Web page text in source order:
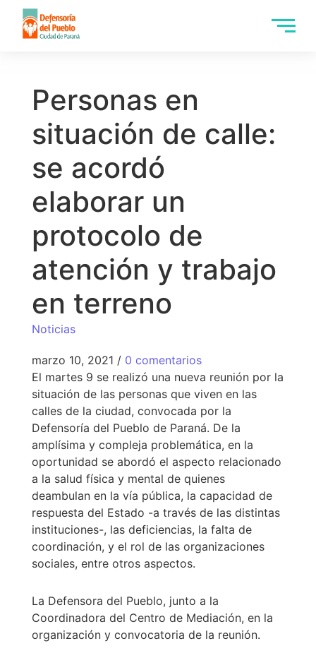
Personas en
situación de calle:
se acordó
elaborar un
protocolo de
atención y trabajo
en terreno
Noticias
marzo 10, 2021 / 0 comentarios
El martes 9 se realizó una nueva reunión por la
situación de las personas que viven en las
calles de la ciudad, convocada por la
Defensoría del Pueblo de Paraná. De la
amplísima y compleja problemática, en la
oportunidad se abordó el aspecto relacionado
a la salud física y mental de quienes
deambulan en la vía pública, la capacidad de
respuesta del Estado -a través de las distintas
instituciones-, las deficiencias, la falta de
coordinación, y el rol de las organizaciones
sociales, entre otros aspectos.
La Defensora del Pueblo, junto a la
Coordinadora del Centro de Mediación, en la
organización y convocatoria de la reunión.